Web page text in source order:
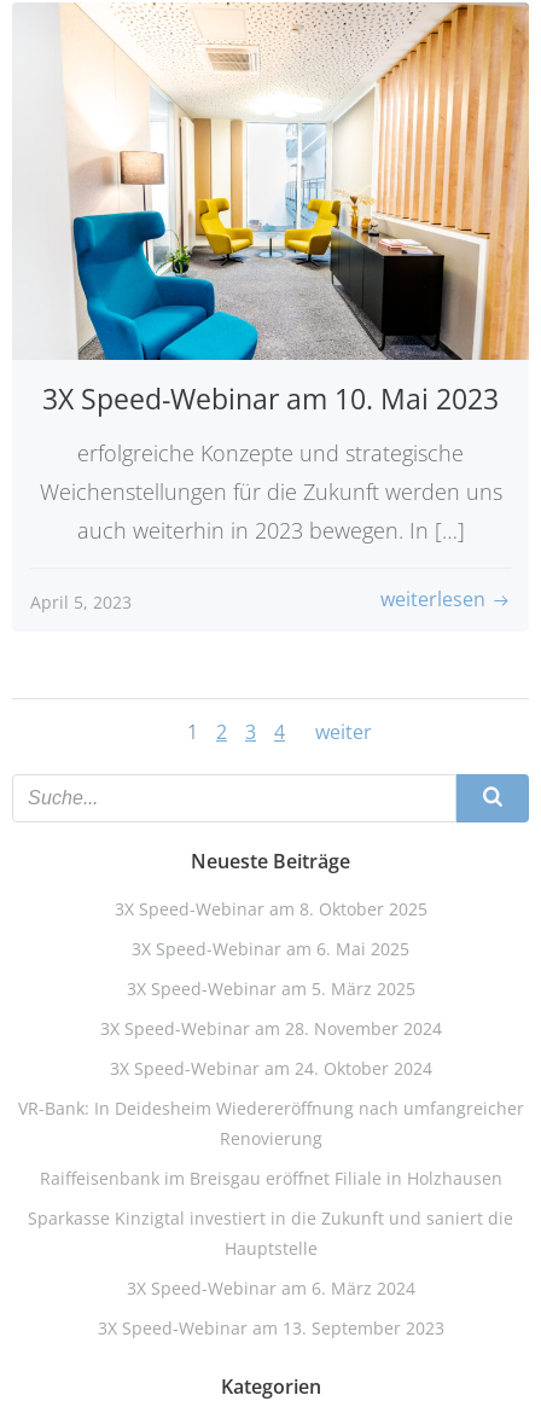
3X Speed-Webinar am 10. Mai 2023
erfolgreiche Konzepte und strategische
Weichenstellungen für die Zukunft werden uns
auch weiterhin in 2023 bewegen. In […]
April 5, 2023 weiterlesen
Posts
navigation
Page
1 Page
2 Page
3 Page
4
Posts
weiter
Neueste Beiträge
3X Speed-Webinar am 8. Oktober 2025
3X Speed-Webinar am 6. Mai 2025
3X Speed-Webinar am 5. März 2025
3X Speed-Webinar am 28. November 2024
3X Speed-Webinar am 24. Oktober 2024
VR-Bank: In Deidesheim Wiedereröffnung nach umfangreicher
Renovierung
Raiffeisenbank im Breisgau eröffnet Filiale in Holzhausen
Sparkasse Kinzigtal investiert in die Zukunft und saniert die
Hauptstelle
3X Speed-Webinar am 6. März 2024
3X Speed-Webinar am 13. September 2023
Kategorien